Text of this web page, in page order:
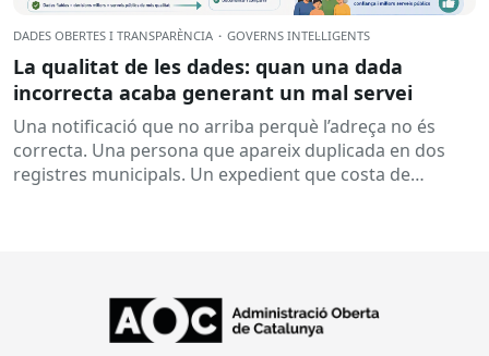
DADES OBERTES I TRANSPARÈNCIA · GOVERNS INTEL·LIGENTS
La qualitat de les dades: quan una dada
incorrecta acaba generant un mal servei
Una notificació que no arriba perquè l’adreça no és
correcta. Una persona que apareix duplicada en dos
registres municipals. Un expedient que costa de